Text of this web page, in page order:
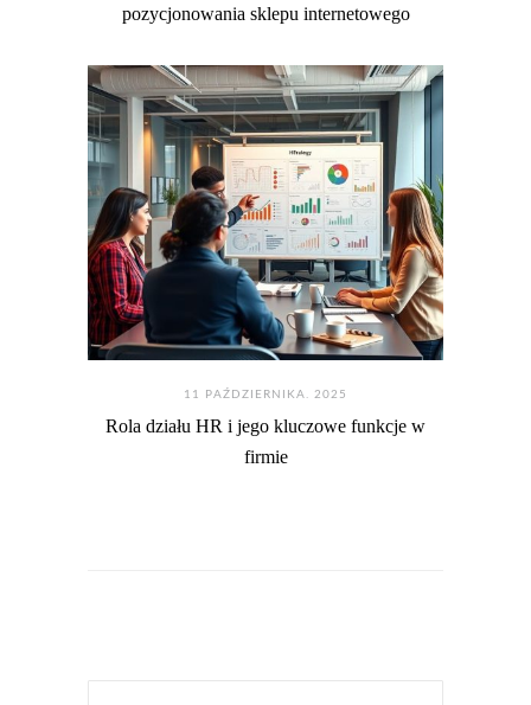
pozycjonowania sklepu internetowego
11 PAŹDZIERNIKA. 2025
Rola działu HR i jego kluczowe funkcje w
firmie